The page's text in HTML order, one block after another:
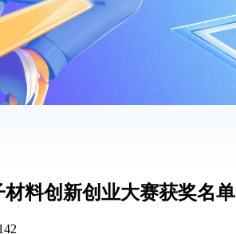
料创新创业大赛获奖名单